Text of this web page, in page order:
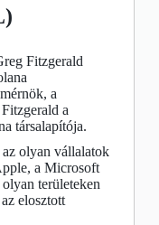
Fitzgerald
a
a
társalapítója.
az olyan vállalatok
a Microsoft
területeken
elosztott